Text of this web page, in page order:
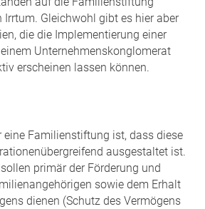
Irrtum. Gleichwohl gibt es hier aber
die die Implementierung einer
Unternehmenskonglomerat
erscheinen lassen können.
eine Familienstiftung ist, dass diese
ausgestaltet ist.
primär der Förderung und
sowie dem Erhalt
dienen (Schutz des Vermögens